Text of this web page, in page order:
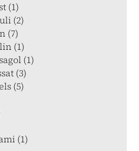
(1)
(2)
(7)
(1)
(1)
(3)
(5)
(1)